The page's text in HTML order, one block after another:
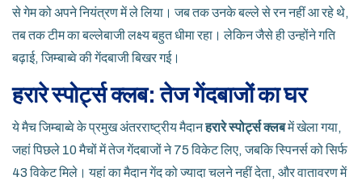
से गेम को अपने नियंत्रण में ले लिया। जब तक उनके बल्ले से रन नहीं आ रहे थे,
तब तक टीम का बल्लेबाजी लक्ष्य बहुत धीमा रहा। लेकिन जैसे ही उन्होंने गति
बढ़ाई, जिम्बाब्वे की गेंदबाजी बिखर गई।
हरारे स्पोर्ट्स क्लब: तेज गेंदबाजों का घर
ये मैच जिम्बाब्वे के प्रमुख अंतरराष्ट्रीय मैदानहरारे स्पोर्ट्स क्लबमें खेला गया,
जहां पिछले 10 मैचों में तेज गेंदबाजों ने 75 विकेट लिए, जबकि स्पिनर्स को सिर्फ
43 विकेट मिले। यहां का मैदान गेंद को ज्यादा चलने नहीं देता, और वातावरण में